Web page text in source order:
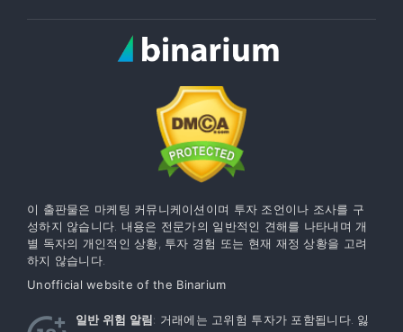
이 출판물은 마케팅 커뮤니케이션이며 투자 조언이나 조사를 구
성하지 않습니다. 내용은 전문가의 일반적인 견해를 나타내며 개
별 독자의 개인적인 상황, 투자 경험 또는 현재 재정 상황을 고려
하지 않습니다.
Unofficial website of the Binarium
일반 위험 알림: 거래에는 고위험 투자가 포함됩니다. 잃